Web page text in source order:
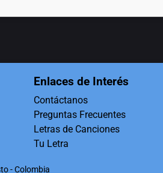
Enlaces de Interés
Contáctanos
Preguntas Frecuentes
Letras de Canciones
Tu Letra
- Colombia